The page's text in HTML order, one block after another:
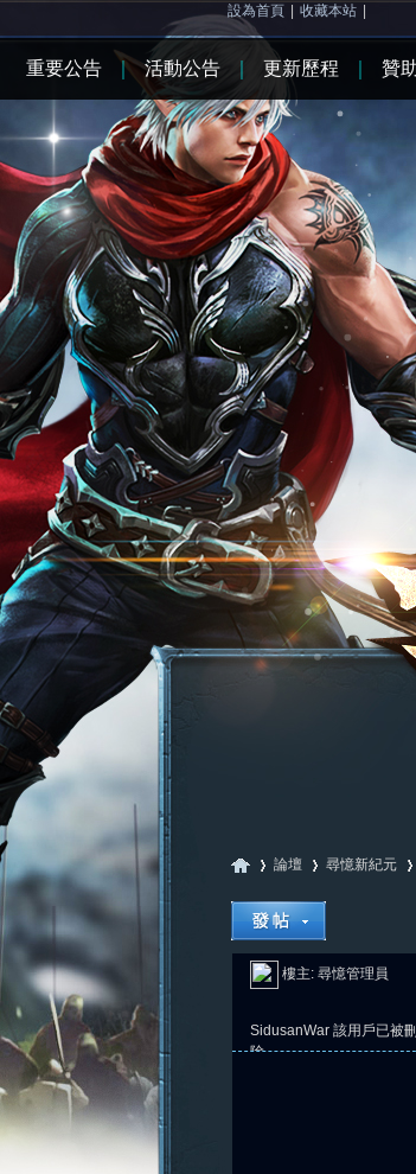
設為首頁 收藏本站
»
論壇
›
尋憶新紀元
樓主: 尋憶管理員
SidusanWar 該用戶已被刪
除